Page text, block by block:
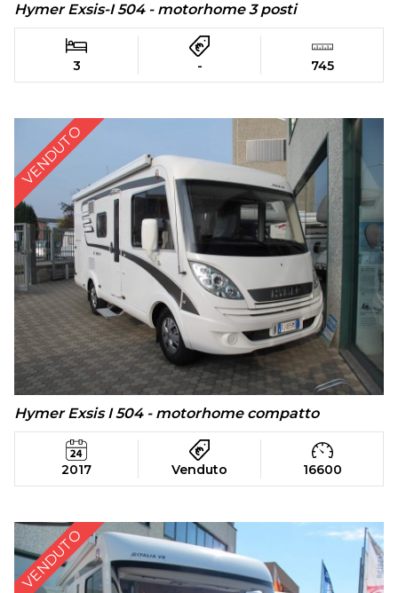
Hymer Exsis-I 504 - motorhome 3 posti
3 - 745
VENDUTO
Hymer Exsis I 504 - motorhome compatto
2017 Venduto 16600
VENDUTO